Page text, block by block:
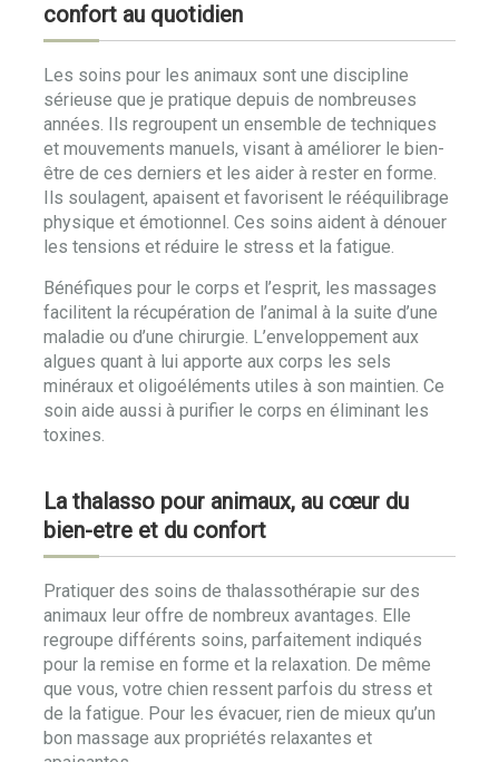
confort au quotidien
Les soins pour les animaux sont une discipline
sérieuse que je pratique depuis de nombreuses
années. Ils regroupent un ensemble de techniques
et mouvements manuels, visant à améliorer le bien-
être de ces derniers et les aider à rester en forme.
Ils soulagent, apaisent et favorisent le rééquilibrage
physique et émotionnel. Ces soins aident à dénouer
les tensions et réduire le stress et la fatigue.
Bénéfiques pour le corps et l’esprit, les massages
facilitent la récupération de l’animal à la suite d’une
maladie ou d’une chirurgie. L’enveloppement aux
algues quant à lui apporte aux corps les sels
minéraux et oligoéléments utiles à son maintien. Ce
soin aide aussi à purifier le corps en éliminant les
toxines.
La thalasso pour animaux, au cœur du
bien-etre et du confort
Pratiquer des soins de thalassothérapie sur des
animaux leur offre de nombreux avantages. Elle
regroupe différents soins, parfaitement indiqués
pour la remise en forme et la relaxation. De même
que vous, votre chien ressent parfois du stress et
de la fatigue. Pour les évacuer, rien de mieux qu’un
bon massage aux propriétés relaxantes et